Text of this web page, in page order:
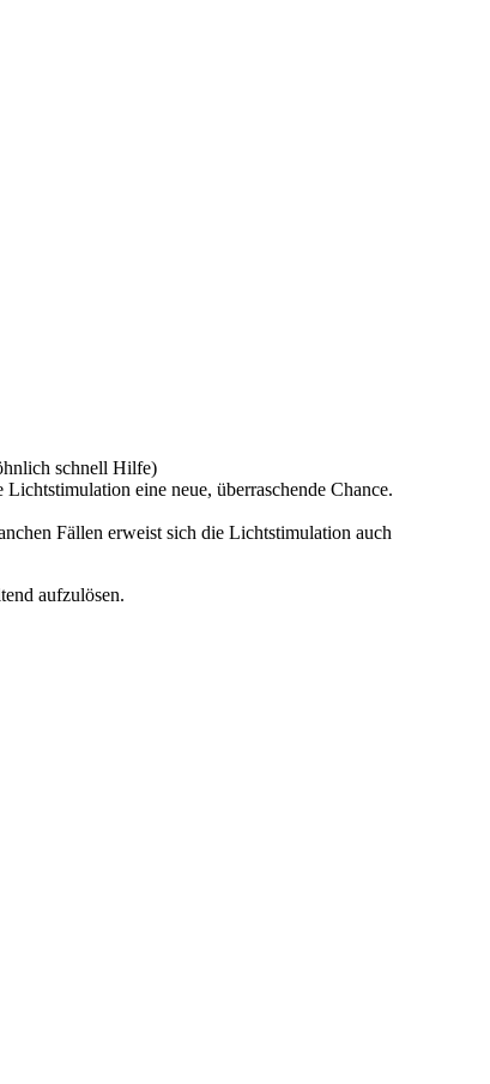
schnell Hilfe)
eine neue, überraschende Chance.
Fällen erweist sich die Lichtstimulation auch
aufzulösen.